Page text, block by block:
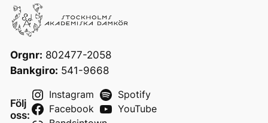
Orgnr: 802477-2058
Bankgiro: 541-9668
Följ
oss:
Instagram
Spotify
Facebook
YouTube